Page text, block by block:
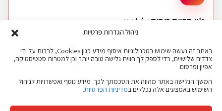
ניהול הגדרות פרטיות
באתר זה נעשה שימוש בטכנולוגיות איסוף מידע כגון Cookies, לרבות על ידי
צדדים שלישיים, כדי לספק לך חווית גלישה טובה יותר וכן למטרות סטטיסטיקה,
אפיון ופרסום.
המשך הגלישה באתר מהווה את הסכמתך לכך. מידע נוסף ואפשרויות לניהול
השימוש באמצעים אלה נכללים במדיניות הפרטיות.
ג'ון ברייס מבית matrix
הארגונים ושוק העבודה.